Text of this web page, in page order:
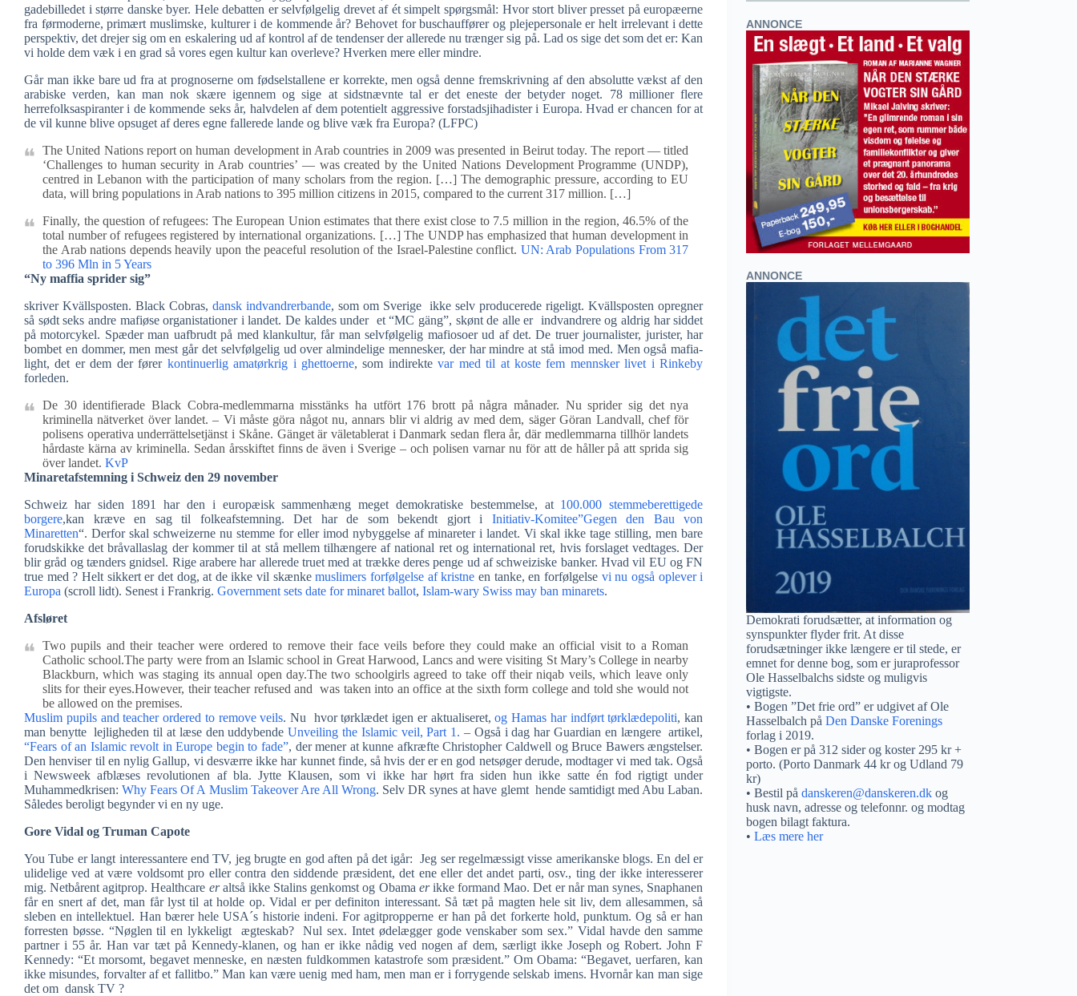
gadebilledet i større danske byer. Hele debatten er selvfølgelig drevet af ét simpelt spørgsmål: Hvor stort bliver presset på europæerne
fra førmoderne, primært muslimske, kulturer i de kommende år? Behovet for buschauffører og plejepersonale er helt irrelevant i dette
perspektiv, det drejer sig om en eskalering ud af kontrol af de tendenser der allerede nu trænger sig på. Lad os sige det som det er: Kan
vi holde dem væk i en grad så vores egen kultur kan overleve? Hverken mere eller mindre.
Går man ikke bare ud fra at prognoserne om fødselstallene er korrekte, men også denne fremskrivning af den absolutte vækst af den
arabiske verden, kan man nok skære igennem og sige at sidstnævnte tal er det eneste der betyder noget. 78 millioner flere
herrefolksaspiranter i de kommende seks år, halvdelen af dem potentielt aggressive forstadsjihadister i Europa. Hvad er chancen for at
de vil kunne blive opsuget af deres egne fallerede lande og blive væk fra Europa? (LFPC)
The United Nations report on human development in Arab countries in 2009 was presented in Beirut today. The report — titled
‘Challenges to human security in Arab countries’ — was created by the United Nations Development Programme (UNDP),
centred in Lebanon with the participation of many scholars from the region. […] The demographic pressure, according to EU
data, will bring populations in Arab nations to 395 million citizens in 2015, compared to the current 317 million. […]
Finally, the question of refugees: The European Union estimates that there exist close to 7.5 million in the region, 46.5% of the
total number of refugees registered by international organizations. […] The UNDP has emphasized that human development in
the Arab nations depends heavily upon the peaceful resolution of the Israel-Palestine conflict. UN: Arab Populations From 317
to 396 Mln in 5 Years
“Ny maffia sprider sig”
skriver Kvällsposten. Black Cobras,dansk indvandrerbande, som om Sverige ikke selv producerede rigeligt. Kvällsposten opregner
så sødt seks andre mafiøse organistationer i landet. De kaldes under et “MC gäng”, skønt de alle er indvandrere og aldrig har siddet
på motorcykel. Spæder man uafbrudt på med klankultur, får man selvfølgelig mafiosoer ud af det. De truer journalister, jurister, har
bombet en dommer, men mest går det selvfølgelig ud over almindelige mennesker, der har mindre at stå imod med. Men også mafia-
light, det er dem der fører kontinuerlig amatørkrig i ghettoerne, som indirektevar med til at koste fem mennsker livet i Rinkeby
forleden.
De 30 identifierade Black Cobra-medlemmarna misstänks ha utfört 176 brott på några månader. Nu sprider sig det nya
kriminella nätverket över landet. – Vi måste göra något nu, annars blir vi aldrig av med dem, säger Göran Landvall, chef för
polisens operativa underrättelsetjänst i Skåne. Gänget är väletablerat i Danmark sedan flera år, där medlemmarna tillhör landets
hårdaste kärna av kriminella. Sedan årsskiftet finns de även i Sverige – och polisen varnar nu för att de håller på att sprida sig
över landet. KvP
Minaretafstemning i Schweiz den 29 november
Schweiz har siden 1891 har den i europæisk sammenhæng meget demokratiske bestemmelse, at 100.000 stemmeberettigede
borgere,kan kræve en sag til folkeafstemning. Det har de som bekendt gjort i Initiativ-Komitee”Gegen den Bau von
Minaretten“. Derfor skal schweizerne nu stemme for eller imod nybyggelse af minareter i landet. Vi skal ikke tage stilling, men bare
forudskikke det bråvallaslag der kommer til at stå mellem tilhængere af national ret og international ret, hvis forslaget vedtages. Der
blir gråd og tænders gnidsel. Rige arabere har allerede truet med at trække deres penge ud af schweiziske banker. Hvad vil EU og FN
true med ? Helt sikkert er det dog, at de ikke vil skænkemuslimers forfølgelse af kristne en tanke, en forfølgelse vi nu også oplever i
Europa (scroll lidt). Senest i Frankrig. Government sets date for minaret ballot, Islam-wary Swiss may ban minarets.
Afsløret
Two pupils and their teacher were ordered to remove their face veils before they could make an official visit to a Roman
Catholic school.The party were from an Islamic school in Great Harwood, Lancs and were visiting St Mary’s College in nearby
Blackburn, which was staging its annual open day.The two schoolgirls agreed to take off their niqab veils, which leave only
slits for their eyes.However, their teacher refused and was taken into an office at the sixth form college and told she would not
be allowed on the premises.
Muslim pupils and teacher ordered to remove veils. Nu hvor tørklædet igen er aktualiseret,og Hamas har indført tørklædepoliti, kan
man benytte lejligheden til at læse den uddybendeUnveiling the Islamic veil, Part 1. – Også i dag har Guardian en længere artikel,
“Fears of an Islamic revolt in Europe begin to fade”, der mener at kunne afkræfte Christopher Caldwell og Bruce Bawers ængstelser.
Den henviser til en nylig Gallup, vi desværre ikke har kunnet finde, så hvis der er en god netsøger derude, modtager vi med tak. Også
i Newsweek afblæses revolutionen af bla. Jytte Klausen, som vi ikke har hørt fra siden hun ikke satte én fod rigtigt under
Muhammedkrisen:Why Fears Of A Muslim Takeover Are All Wrong. Selv DR synes at have glemt hende samtidigt med Abu Laban.
Således beroligt begynder vi en ny uge.
Gore Vidal og Truman Capote
You Tube er langt interessantere end TV, jeg brugte en god aften på det igår: Jeg ser regelmæssigt visse amerikanske blogs. En del er
ulidelige ved at være voldsomt pro eller contra den siddende præsident, det ene eller det andet parti, osv., ting der ikke interesserer
mig. Netbårent agitprop. Healthcare eraltså ikke Stalins genkomst og Obama erikke formand Mao. Det er når man synes, Snaphanen
får en snert af det, man får lyst til at holde op. Vidal er per definiton interessant. Så tæt på magten hele sit liv, dem allesammen, så
sleben en intellektuel. Han bærer hele USA´s historie indeni. For agitpropperne er han på det forkerte hold, punktum. Og så er han
forresten bøsse. “Nøglen til en lykkeligt ægteskab? Nul sex. Intet ødelægger gode venskaber som sex.” Vidal havde den samme
partner i 55 år. Han var tæt på Kennedy-klanen, og han er ikke nådig ved nogen af dem, særligt ikke Joseph og Robert. John F
Kennedy: “Et morsomt, begavet menneske, en næsten fuldkommen katastrofe som præsident.” Om Obama: “Begavet, uerfaren, kan
ikke misundes, forvalter af et fallitbo.” Man kan være uenig med ham, men man er i forrygende selskab imens. Hvornår kan man sige
det om dansk TV ?
ANNONCE
ANNONCE
Demokrati forudsætter, at information og
synspunkter flyder frit. At disse
forudsætninger ikke længere er til stede, er
emnet for denne bog, som er juraprofessor
Ole Hasselbalchs sidste og muligvis
vigtigste.
• Bogen ”Det frie ord” er udgivet af Ole
Hasselbalch påDen Danske Forenings
forlag i 2019.
• Bogen er på 312 sider og koster 295 kr +
porto. (Porto Danmark 44 kr og Udland 79
kr)
• Bestil pådanskeren@danskeren.dk og
husk navn, adresse og telefonnr. og modtag
bogen bilagt faktura.
•Læs mere her